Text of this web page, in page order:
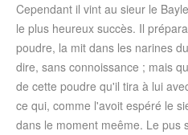
Cependant il vint au sieur le
le plus heureux succès. Il
poudre, la mit dans les narines
dire, sans connoissance ; mais
de cette poudre qu'il tira à lui
ce qui, comme l'avoit espéré le
dans le moment meême. Le pus